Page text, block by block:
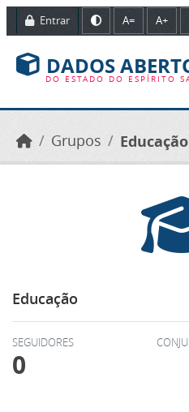
Ir para o conteúdo principal
Entrar A= A+
DADOS
DO ESTADO DO ESPÍRITO
Grupos Educação
Educação
SEGUIDORES
0